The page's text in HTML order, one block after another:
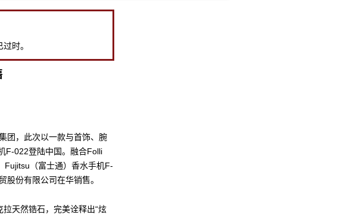
时。
团，此次以一款与首饰、腕
F-022登陆中国。融合Folli
Fujitsu（富士通）香水手机F-
份有限公司在华销售。
天然锆石，完美诠释出“炫